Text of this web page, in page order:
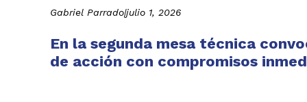
Gabriel Parrado|julio 1, 2026
En la segunda mesa técnica
de acción con compromisos